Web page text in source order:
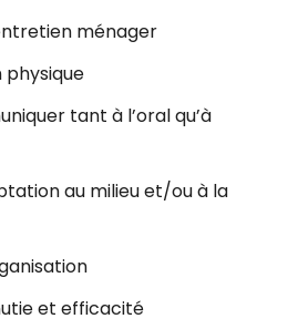
ménager
physique
tant à l’oral qu’à
au milieu et/ou à la
et efficacité